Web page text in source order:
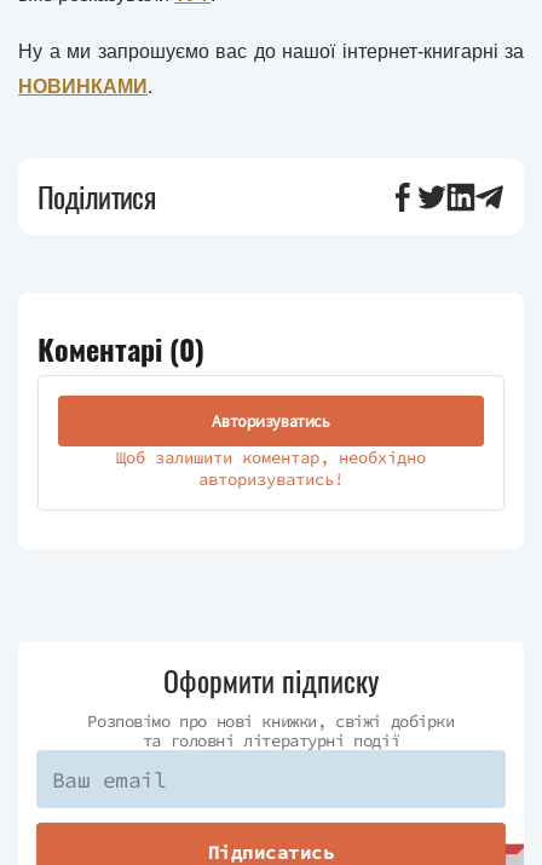
Ну а ми запрошуємо вас до нашої інтернет-книгарні за
НОВИНКАМИ .
Поділитися
Коментарі (0)
Щоб залишити коментар, необхідно
авторизуватись!
Авторизуватись
Оформити підписку
Розповімо про нові книжки, свіжі добірки
та головні літературні події
Підписатись